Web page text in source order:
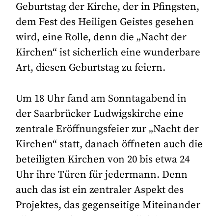
Geburtstag der Kirche, der in Pfingsten,
dem Fest des Heiligen Geistes gesehen
wird, eine Rolle, denn die „Nacht der
Kirchen“ ist sicherlich eine wunderbare
Art, diesen Geburtstag zu feiern.
Um 18 Uhr fand am Sonntagabend in
der Saarbrücker Ludwigskirche eine
zentrale Eröffnungsfeier zur „Nacht der
Kirchen“ statt, danach öffneten auch die
beteiligten Kirchen von 20 bis etwa 24
Uhr ihre Türen für jedermann. Denn
auch das ist ein zentraler Aspekt des
Projektes, das gegenseitige Miteinander